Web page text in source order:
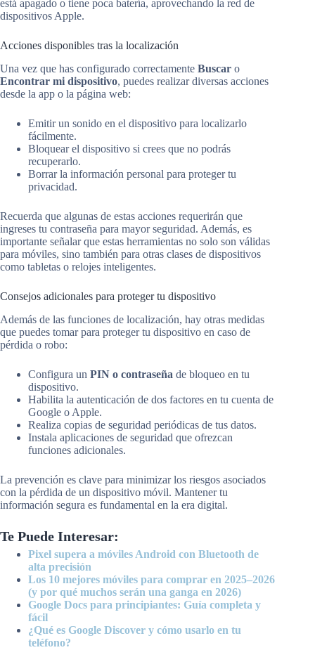
está apagado o tiene poca batería, aprovechando la red de
dispositivos Apple.
Acciones disponibles tras la localización
Una vez que has configurado correctamente Buscar o
Encontrar mi dispositivo, puedes realizar diversas acciones
desde la app o la página web:
Emitir un sonido en el dispositivo para localizarlo
fácilmente.
Bloquear el dispositivo si crees que no podrás
recuperarlo.
Borrar la información personal para proteger tu
privacidad.
Recuerda que algunas de estas acciones requerirán que
ingreses tu contraseña para mayor seguridad. Además, es
importante señalar que estas herramientas no solo son válidas
para móviles, sino también para otras clases de dispositivos
como tabletas o relojes inteligentes.
Consejos adicionales para proteger tu dispositivo
Además de las funciones de localización, hay otras medidas
que puedes tomar para proteger tu dispositivo en caso de
pérdida o robo:
Configura un PIN o contraseña de bloqueo en tu
dispositivo.
Habilita la autenticación de dos factores en tu cuenta de
Google o Apple.
Realiza copias de seguridad periódicas de tus datos.
Instala aplicaciones de seguridad que ofrezcan
funciones adicionales.
La prevención es clave para minimizar los riesgos asociados
con la pérdida de un dispositivo móvil. Mantener tu
información segura es fundamental en la era digital.
Te Puede Interesar:
Pixel supera a móviles Android con Bluetooth de
alta precisión
Los 10 mejores móviles para comprar en 2025–2026
(y por qué muchos serán una ganga en 2026)
Google Docs para principiantes: Guía completa y
fácil
¿Qué es Google Discover y cómo usarlo en tu
teléfono?